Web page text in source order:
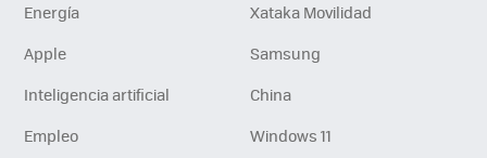
Energía
Xataka Movilidad
Apple
Samsung
Inteligencia artificial
China
Empleo
Windows 11